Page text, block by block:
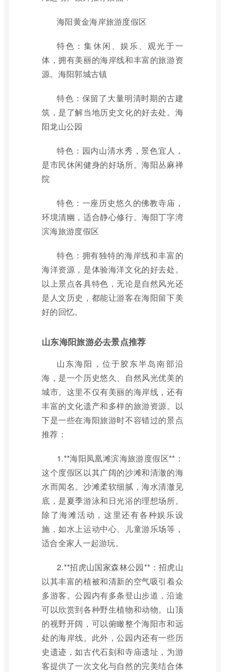
海阳黄金海岸旅游度假区
特色：集休闲、娱乐、观光于一
体，拥有美丽的海岸线和丰富的旅游资
源。海阳郭城古镇
特色：保留了大量明清时期的古建
筑，是了解当地历史文化的好去处。海
阳龙山公园
特色：园内山清水秀，景色宜人，
是市民休闲健身的好场所。海阳丛麻禅
院
特色：一座历史悠久的佛教寺庙，
环境清幽，适合静心修行。海阳丁字湾
滨海旅游度假区
特色：拥有独特的海岸线和丰富的
海洋资源，是体验海洋文化的好去处。
以上景点各具特色，无论是自然风光还
是人文历史，都能让游客在海阳留下美
好的回忆。
山东海阳旅游必去景点推荐
山东海阳，位于胶东半岛南部沿
海，是一个历史悠久、自然风光优美的
城市。这里不仅有美丽的海岸线，还有
丰富的文化遗产和多样的旅游资源。以
下是一些在海阳旅游时不容错过的景点
推荐：
1.**海阳凤凰滩滨海旅游度假区**：
这个度假区以其广阔的沙滩和清澈的海
水而闻名。沙滩柔软细腻，海水清澈见
底，是夏季游泳和日光浴的理想场所。
除了海滩活动，这里还有各种娱乐设
施，如水上运动中心、儿童游乐场等，
适合全家人一起游玩。
2.**招虎山国家森林公园**：招虎山
以其丰富的植被和清新的空气吸引着众
多游客。公园内有多条登山步道，沿途
可以欣赏到各种野生植物和动物。山顶
的视野开阔，可以俯瞰整个海阳市和远
处的海岸线。此外，公园内还有一些历
史遗迹，如古代石刻和寺庙遗址，为游
客提供了一次文化与自然的完美结合体